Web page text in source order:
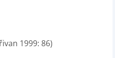
1999: 86)